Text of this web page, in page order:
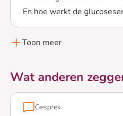
En hoe werkt de
Lees meer over
Toon meer
Wat anderen
Gesprek